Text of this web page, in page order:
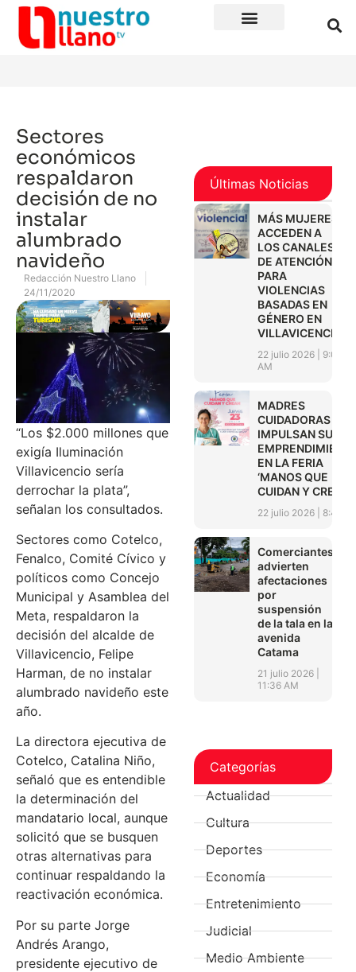
Sectores
económicos
respaldaron
decisión de no
instalar
alumbrado
navideño
Redacción Nuestro Llano
24/11/2020
“Los $2.000 millones que
exigía Iluminación
Villavicencio sería
derrochar la plata”,
señalan los consultados.
Sectores como Cotelco,
Fenalco, Comité Cívico y
políticos como Concejo
Municipal y Asamblea del
Meta, respaldaron la
decisión del alcalde de
Villavicencio, Felipe
Harman, de no instalar
alumbrado navideño este
año.
La directora ejecutiva de
Cotelco, Catalina Niño,
señaló que es entendible
la determinación del
mandatario local, aunque
solicitó que se busquen
otras alternativas para
continuar respaldando la
reactivación económica.
Por su parte Jorge
Andrés Arango,
presidente ejecutivo de
Últimas Noticias
MÁS MUJERES
ACCEDEN A
LOS CANALES
DE ATENCIÓN
PARA
VIOLENCIAS
BASADAS EN
GÉNERO EN
VILLAVICENCIO
22 julio 2026
9:01
AM
MADRES
CUIDADORAS
IMPULSAN SUS
EN LA FERIA
‘MANOS QUE
CUIDAN Y CREAN’
22 julio 2026 8:45
Comerciantes
advierten
afectaciones
por
suspensión
de la tala en la
avenida
Catama
21 julio 2026
11:36 AM
Categorías
Actualidad
Cultura
Deportes
Economía
Entretenimiento
Judicial
Medio Ambiente